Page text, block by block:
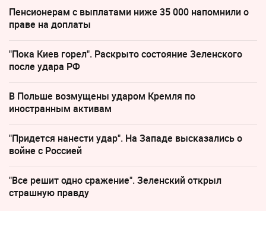
Пенсионерам с выплатами ниже 35 000 напомнили о
праве на доплаты
"Пока Киев горел". Раскрыто состояние Зеленского
после удара РФ
В Польше возмущены ударом Кремля по
иностранным активам
"Придется нанести удар". На Западе высказались о
войне с Россией
"Все решит одно сражение". Зеленский открыл
страшную правду